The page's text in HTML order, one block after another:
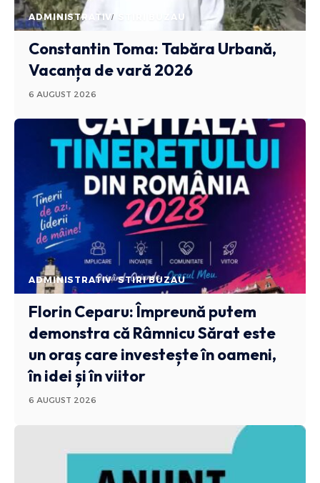
ADMINISTRATIV STIRI BUZAU
Constantin Toma: Tabăra Urbană,
Vacanța de vară 2026
6 AUGUST 2026
ADMINISTRATIV STIRI BUZAU
Florin Ceparu: Împreună putem
demonstra că Râmnicu Sărat este
un oraș care investește în oameni,
în idei și în viitor
6 AUGUST 2026